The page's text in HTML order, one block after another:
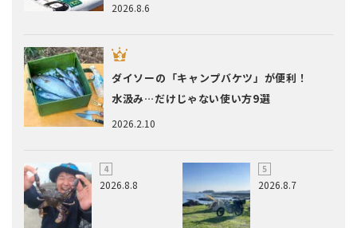
2026.8.6
2026.2.10
ダイソーの「キャンプバケツ」が便利！
水汲み…だけじゃない使い方9選
2026.8.8 2026.8.7